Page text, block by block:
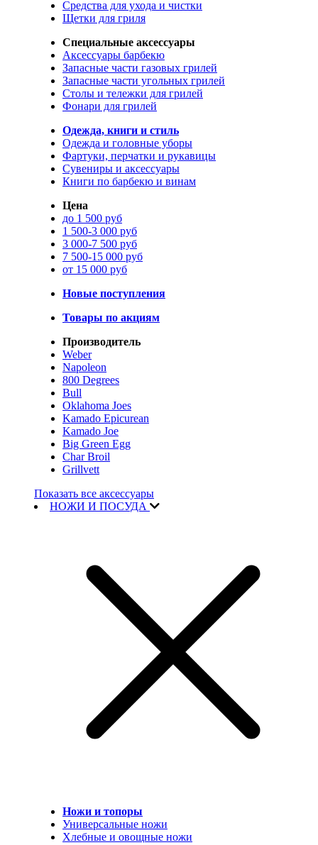
Средства для ухода и чистки
Щетки для гриля
Специальные аксессуары
Аксессуары барбекю
Запасные части газовых грилей
Запасные части угольных грилей
Столы и тележки для грилей
Фонари для грилей
Одежда, книги и стиль
Одежда и головные уборы
Фартуки, перчатки и рукавицы
Сувениры и аксессуары
Книги по барбекю и винам
Цена
до 1 500 руб
1 500-3 000 руб
3 000-7 500 руб
7 500-15 000 руб
от 15 000 руб
Новые поступления
Товары по акциям
Производитель
Weber
Napoleon
800 Degrees
Bull
Oklahoma Joes
Kamado Epicurean
Kamado Joe
Big Green Egg
Char Broil
Grillvett
Показать все аксессуары
НОЖИ И ПОСУДА
Ножи и топоры
Универсальные ножи
Хлебные и овощные ножи